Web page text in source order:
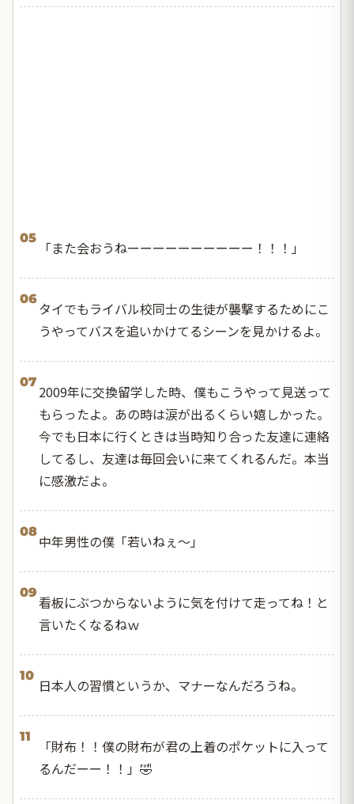
05
「また会おうねーーーーーーーーーー！！！」
06
タイでもライバル校同士の生徒が襲撃するためにこ
うやってバスを追いかけてるシーンを見かけるよ。
07
2009年に交換留学した時、僕もこうやって見送って
もらったよ。あの時は涙が出るくらい嬉しかった。
今でも日本に行くときは当時知り合った友達に連絡
してるし、友達は毎回会いに来てくれるんだ。本当
に感激だよ。
08
中年男性の僕「若いねぇ～」
09
看板にぶつからないように気を付けて走ってね！と
言いたくなるねｗ
10
日本人の習慣というか、マナーなんだろうね。
11
「財布！！僕の財布が君の上着のポケットに入って
るんだーー！！」🤣